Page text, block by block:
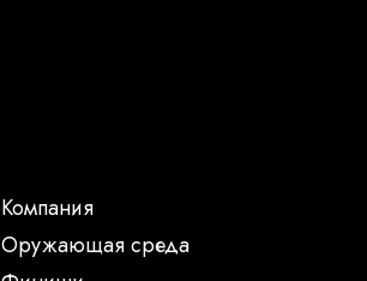
Компания
Oружающая среда